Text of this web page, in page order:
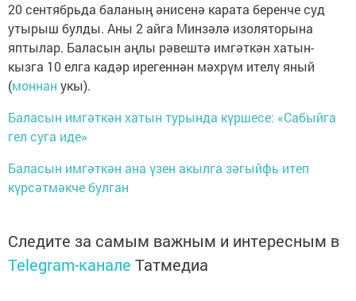
20 сентябрьда баланың әнисенә карата беренче суд
утырыш булды. Аны 2 айга Минзәлә изоляторына
яптылар. Баласын аңлы рәвештә имгәткән хатын-
кызга 10 елга кадәр ирегеннән мәхрүм ителү яный
(моннан укы).
Баласын имгәткән хатын турында күршесе: «Сабыйга
гел суга иде»
Баласын имгәткән ана үзен акылга зәгыйфь итеп
күрсәтмәкче булган
Следите за самым важным и интересным в
Telegram-канале Татмедиа